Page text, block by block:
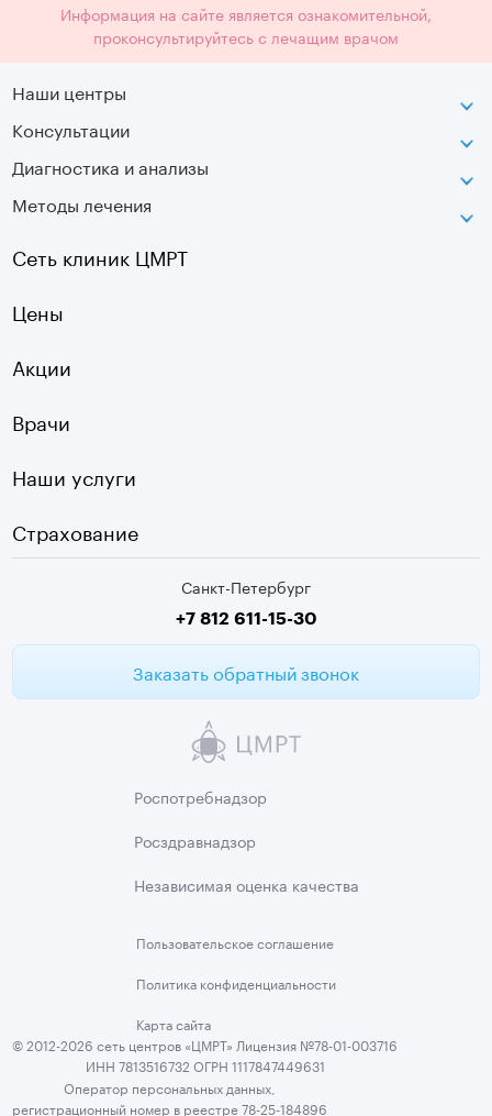
Информация на сайте является ознакомительной,
проконсультируйтесь с лечащим врачом
Наши центры
Петроградская
Лаборатория движения
Московская
Озерки
Садовая
Старая Деревня
Девяткино
г. Колпино
Консультации
Диагностика и анализы
МРТ
Оптическая топография
УЗДГ
Чек-ап
ЭКГ
Медицинские анализы
Методы лечения
Санкт-Петербург
+7 812 611-15-30
Заказать обратный звонок
Сеть клиник ЦМРТ
Цены
Акции
Врачи
Наши услуги
Страхование
Пользовательскоесоглашение
Политика конфиденциальности
Карта сайта
Роспотребнадзор
Росздравнадзор
Независимая оценка качества
© 2012-2026 сеть центров «ЦМРТ» Лицензия №78-01-003716
ИНН 7813516732 ОГРН 1117847449631
Оператор персональных данных,
регистрационный номер в реестре 78-25-184896